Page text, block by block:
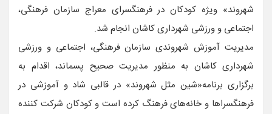
شهروند» ویژه کودکان در فرهنگسرای معراج سازمان فرهنگی،
اجتماعی و ورزشی شهرداری کاشان انجام شد.
مدیریت آموزش شهروندی سازمان فرهنگی، اجتماعی و ورزشی
شهرداری کاشان به منظور مدیریت صحیح پسماند، اقدام به
برگزاری برنامه«شین مثل شهروند» در قالبی شاد و آموزشی در
فرهنگسراها و خانه‌های فرهنگ کرده است و کودکان شرکت کننده